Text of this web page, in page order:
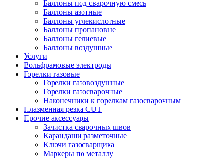
Баллоны под сварочную смесь
Баллоны азотные
Баллоны углекислотные
Баллоны пропановые
Баллоны гелиевые
Баллоны воздушные
Услуги
Вольфрамовые электроды
Горелки газовые
Горелки газовоздушные
Горелки газосварочные
Наконечники к горелкам газосварочным
Плазменная резка CUT
Прочие аксессуары
Зачистка сварочных швов
Карандаши разметочные
Ключи газосварщика
Маркеры по металлу